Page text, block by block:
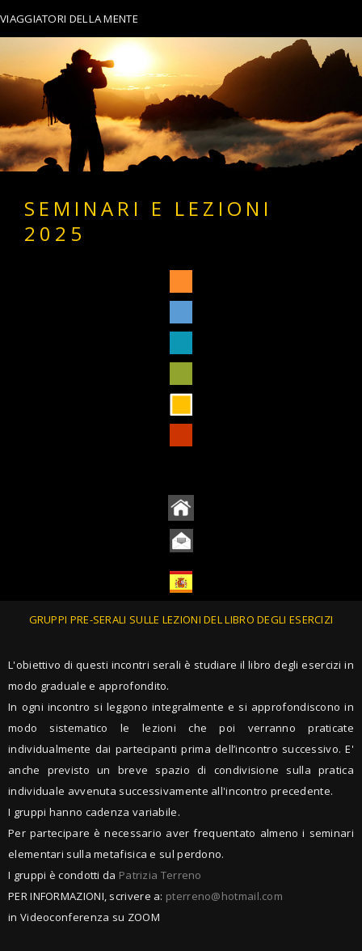
VIAGGIATORI DELLA MENTE
SEMINARI E LEZIONI
2025
GRUPPI PRE-SERALI SULLE LEZIONI DEL LIBRO DEGLI ESERCIZI
L'obiettivo di questi incontri serali è studiare il libro degli esercizi in
modo graduale e approfondito.
In ogni incontro si leggono integralmente e si approfondiscono in
modo sistematico le lezioni che poi verranno praticate
individualmente dai partecipanti prima dell’incontro successivo. E'
anche previsto un breve spazio di condivisione sulla pratica
individuale avvenuta successivamente all'incontro precedente.
I gruppi hanno cadenza variabile.
Per partecipare è necessario aver frequentato almeno i seminari
elementari sulla metafisica e sul perdono.
I gruppi è condotti da Patrizia Terreno
PER INFORMAZIONI, scrivere a: pterreno@hotmail.com
in Videoconferenza su ZOOM